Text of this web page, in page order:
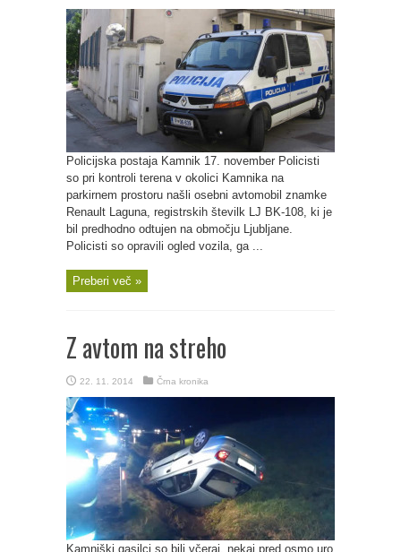
Policijska postaja Kamnik 17. november Policisti
so pri kontroli terena v okolici Kamnika na
parkirnem prostoru našli osebni avtomobil znamke
Renault Laguna, registrskih številk LJ BK-108, ki je
bil predhodno odtujen na območju Ljubljane.
Policisti so opravili ogled vozila, ga ...
Preberi več »
Z avtom na streho
22. 11. 2014 Črna kronika
Kamniški gasilci so bili včeraj, nekaj pred osmo uro